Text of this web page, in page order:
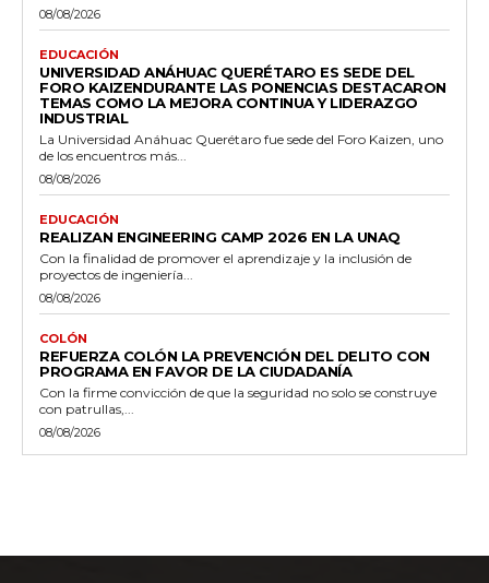
08/08/2026
EDUCACIÓN
UNIVERSIDAD ANÁHUAC QUERÉTARO ES SEDE DEL
FORO KAIZENDURANTE LAS PONENCIAS DESTACARON
TEMAS COMO LA MEJORA CONTINUA Y LIDERAZGO
INDUSTRIAL
La Universidad Anáhuac Querétaro fue sede del Foro Kaizen, uno
de los encuentros más...
08/08/2026
EDUCACIÓN
REALIZAN ENGINEERING CAMP 2026 EN LA UNAQ
Con la finalidad de promover el aprendizaje y la inclusión de
proyectos de ingeniería...
08/08/2026
COLÓN
REFUERZA COLÓN LA PREVENCIÓN DEL DELITO CON
PROGRAMA EN FAVOR DE LA CIUDADANÍA
Con la firme convicción de que la seguridad no solo se construye
con patrullas,...
08/08/2026